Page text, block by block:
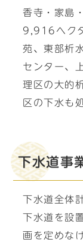
香寺・家島
9,916ヘク
苑、東部析
センター、
理区の大的
区の下水も
下水道事
下水道全体
下水道を設
画を定めな